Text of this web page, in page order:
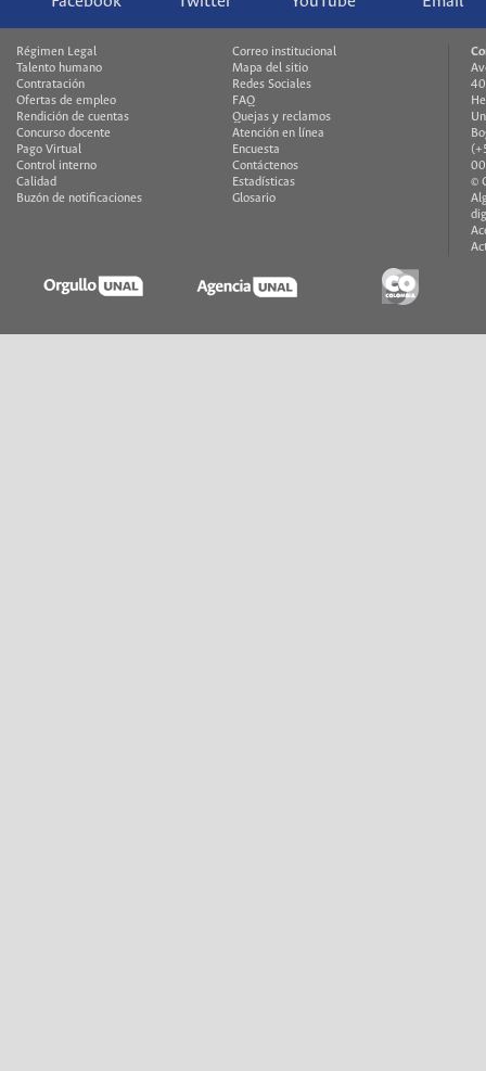
Régimen Legal
Talento humano
Contratación
Ofertas de empleo
Rendición de cuentas
Concurso docente
Pago Virtual
Control interno
Calidad
Buzón de notificaciones
Correo institucional
Mapa del sitio
Redes Sociales
FAQ
Quejas y reclamos
Atención en línea
Encuesta
Contáctenos
Estadísticas
Glosario
©